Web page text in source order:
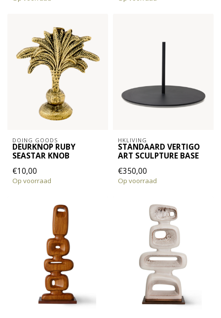
DOING GOODS
DEURKNOP RUBY
SEASTAR KNOB
€10,00
Op voorraad
HKLIVING
STANDAARD VERTIGO
ART SCULPTURE BASE
€350,00
Op voorraad